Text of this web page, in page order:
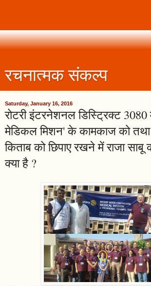
रचनात्मक संकल्प
Saturday, January 16, 2016
रोटरी इंटरनेशनल डिस्ट्रिक्ट 3080
मेडिकल मिशन' के कामकाज को
किताब को छिपाए रखने में राजा साबू
क्या है ?